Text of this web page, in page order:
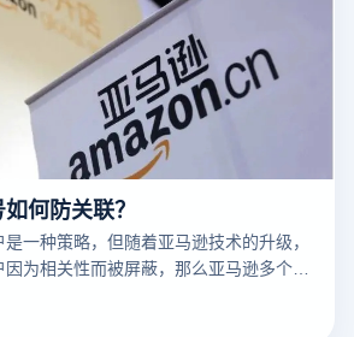
何防关联？
一种策略，但随着亚马逊技术的升级，
为相关性而被屏蔽，那么亚马逊多个账
如何防止相关性呢？有什么好的防关联方